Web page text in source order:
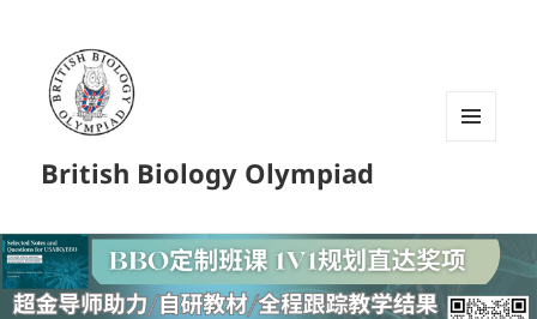
British Biology Olympiad